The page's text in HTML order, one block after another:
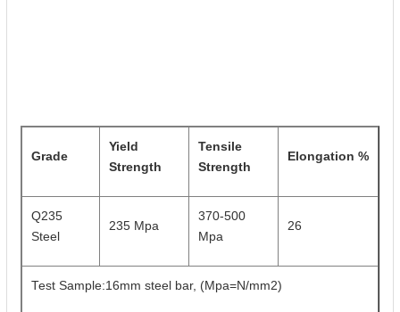
Grade
Yield
Strength
Tensile
Strength
Elongation %
Q235
Steel
235 Mpa
370-500
Mpa
26
Test Sample:16mm steel bar, (Mpa=N/mm2)